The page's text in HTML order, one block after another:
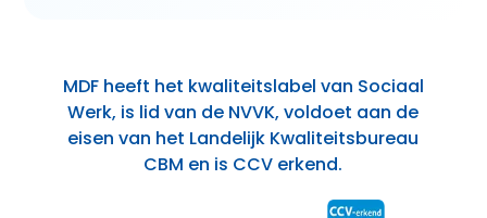
MDF heeft het kwaliteitslabel van Sociaal
Werk, is lid van de NVVK, voldoet aan de
eisen van het Landelijk Kwaliteitsbureau
CBM en is CCV erkend.